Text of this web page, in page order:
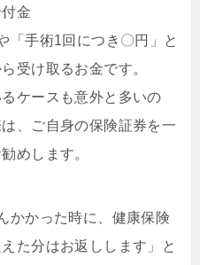
金
「手術1回につき〇円」と
受け取るお金です。
ケースも意外と多いの
、ご自身の保険証券を一
めします。
かかった時に、健康保険
た分はお返しします」と